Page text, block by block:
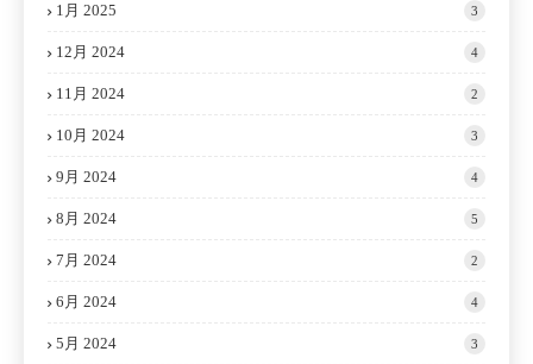
1月 2025 3
12月 2024 4
11月 2024 2
10月 2024 3
9月 2024 4
8月 2024 5
7月 2024 2
6月 2024 4
5月 2024 3